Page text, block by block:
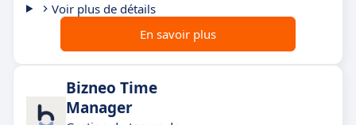
Voir plus de détails
En savoir plus
Bizneo Time
Manager